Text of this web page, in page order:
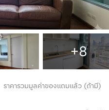
+8
ราคารวมมูลค่าของแถมแล้ว (ถ้ามี)